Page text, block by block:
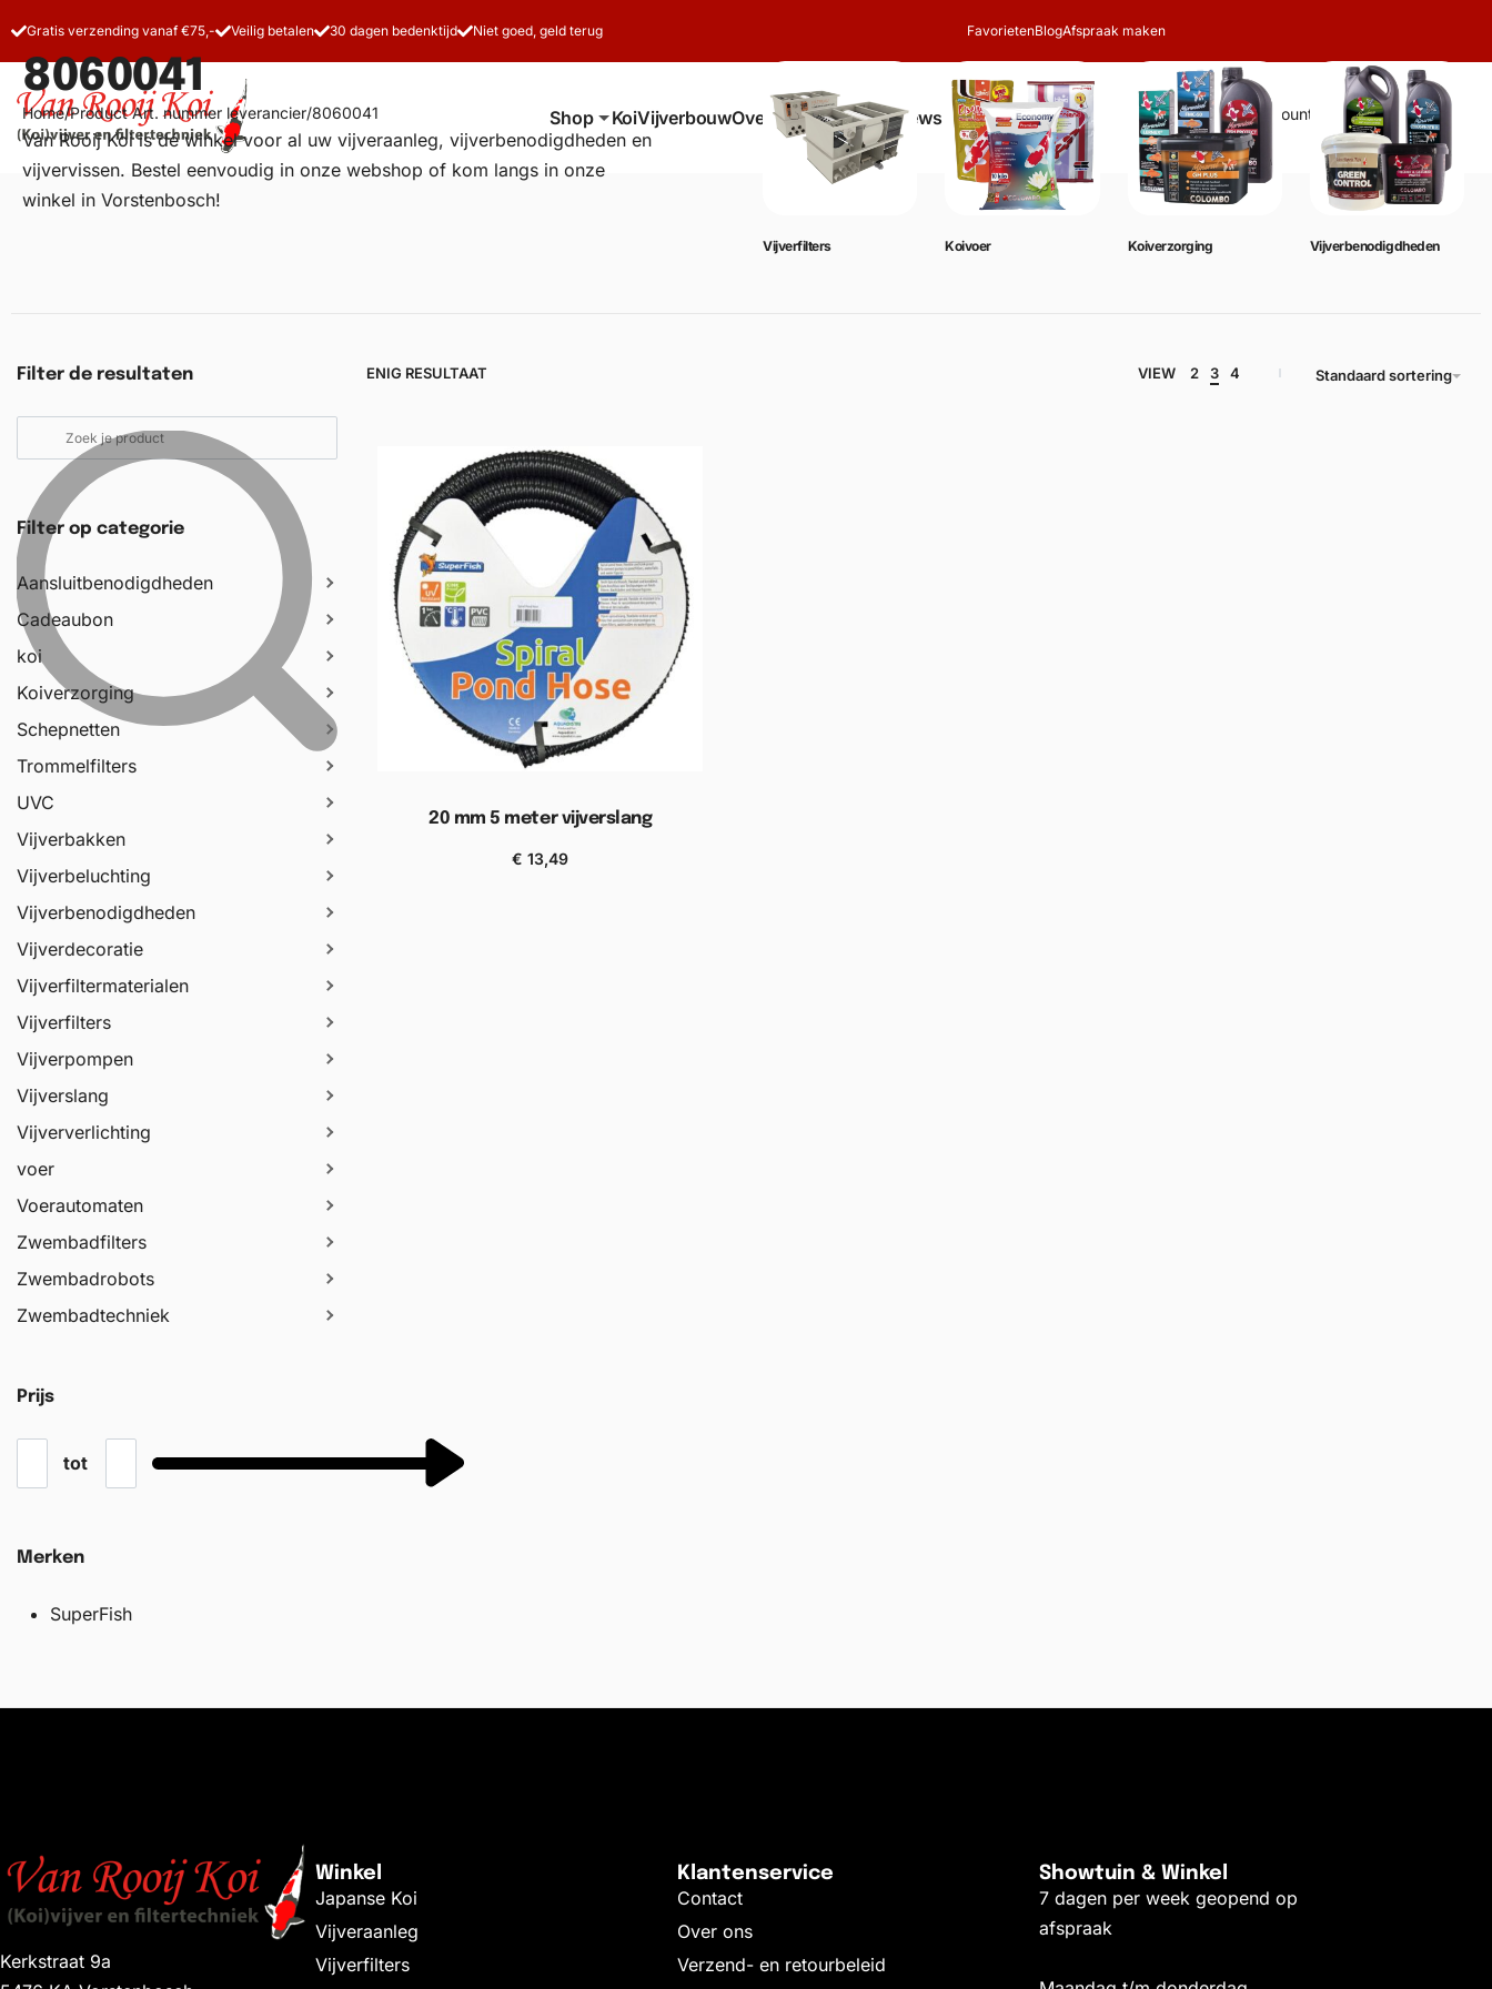
Gratis verzending vanaf €75,- Veilig betalen 30 dagen bedenktijd Niet goed, geld terug FavorietenBlogAfspraak maken
Shop KoiVijverbouwOver onsContactReviews Zoeken Account Winkelwagen 0
8060041
Home/Product Art. nummer leverancier/8060041
Van Rooij Koi is dé winkel voor al uw vijveraanleg, vijverbenodigdheden en
vijvervissen. Bestel eenvoudig in onze webshop of kom langs in onze
winkel in Vorstenbosch!
Vijverfilters Koivoer Koiverzorging Vijverbenodigdheden
Filter de resultaten
Filter op categorie
Aansluitbenodigdheden
Cadeaubon
koi
Koiverzorging
Schepnetten
Trommelfilters
UVC
Vijverbakken
Vijverbeluchting
Vijverbenodigdheden
Vijverdecoratie
Vijverfiltermaterialen
Vijverfilters
Vijverpompen
Vijverslang
Vijververlichting
voer
Voerautomaten
Zwembadfilters
Zwembadrobots
Zwembadtechniek
Prijs
tot
Merken
SuperFish
ENIG RESULTAAT VIEW 2 3 4 Standaard sortering
20 mm 5 meter vijverslang
€ 13,49
Kerkstraat 9a
Winkel
Japanse Koi
Vijveraanleg
Vijverfilters
Klantenservice
Contact
Over ons
Verzend- en retourbeleid
Showtuin & Winkel
7 dagen per week geopend op
afspraak